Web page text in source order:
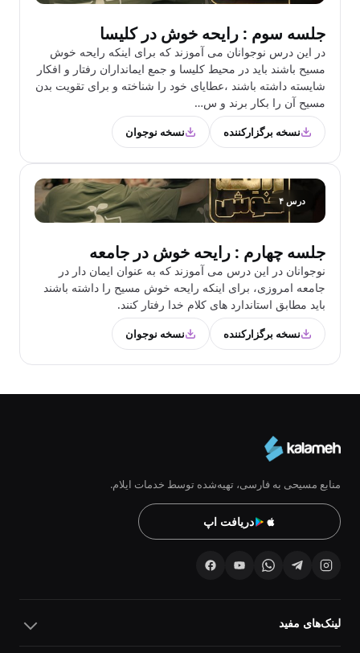
جلسه سوم : رایحه خوش در کلیسا
در این درس نوجوانان می آموزند که برای اینکه رایحه خوش
مسیح باشند باید در محیط کلیسا و جمع ایمانداران رفتار و افکار
شایسته داشته باشند ،عطایای خود را شناخته و برای تقویت بدن
مسیح آن را بکار برند و س…
نسخه برگزارکننده نسخه نوجوان
درس ۴
جلسه چهارم : رايحه خوش در جامعه
نوجوانان در این درس می آموزند که به عنوان ایمان دار در
جامعه امروزی، برای اینکه رایحه خوش مسیح را داشته باشند
باید مطابق استاندارد های کلام خدا رفتار کنند.
نسخه برگزارکننده نسخه نوجوان
منابع مسیحی به فارسی، تهیه‌شده توسط خدمات ایلام.
دریافت اپ
لینک‌های مفید